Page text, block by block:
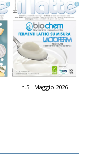
n.5 - Maggio 2026